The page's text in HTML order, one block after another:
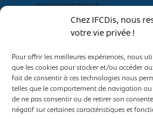
Chez IFCDis, nous
votre vie privée !
Pour offrir les meilleures expériences, nous
que les cookies pour stocker et/ou accéder
fait de consentir à ces technologies nous
telles que le comportement de navigation ou
de ne pas consentir ou de retirer son
négatif sur certaines caractéristiques et
VOS QUESTIONS
NOS CONSEILS
Espace entreprises
Conditions générales de vente
Politique des Cookies